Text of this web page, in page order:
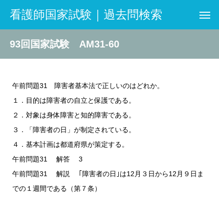
看護師国家試験｜過去問検索
93回国家試験 AM31-60
午前問題31 障害者基本法で正しいのはどれか。
１．目的は障害者の自立と保護である。
２．対象は身体障害と知的障害である。
３．「障害者の日」が制定されている。
４．基本計画は都道府県が策定する。
午前問題31 解答 3
午前問題31 解説 ｢障害者の日｣は12月３日から12月９日ま
での１週間である（第７条）